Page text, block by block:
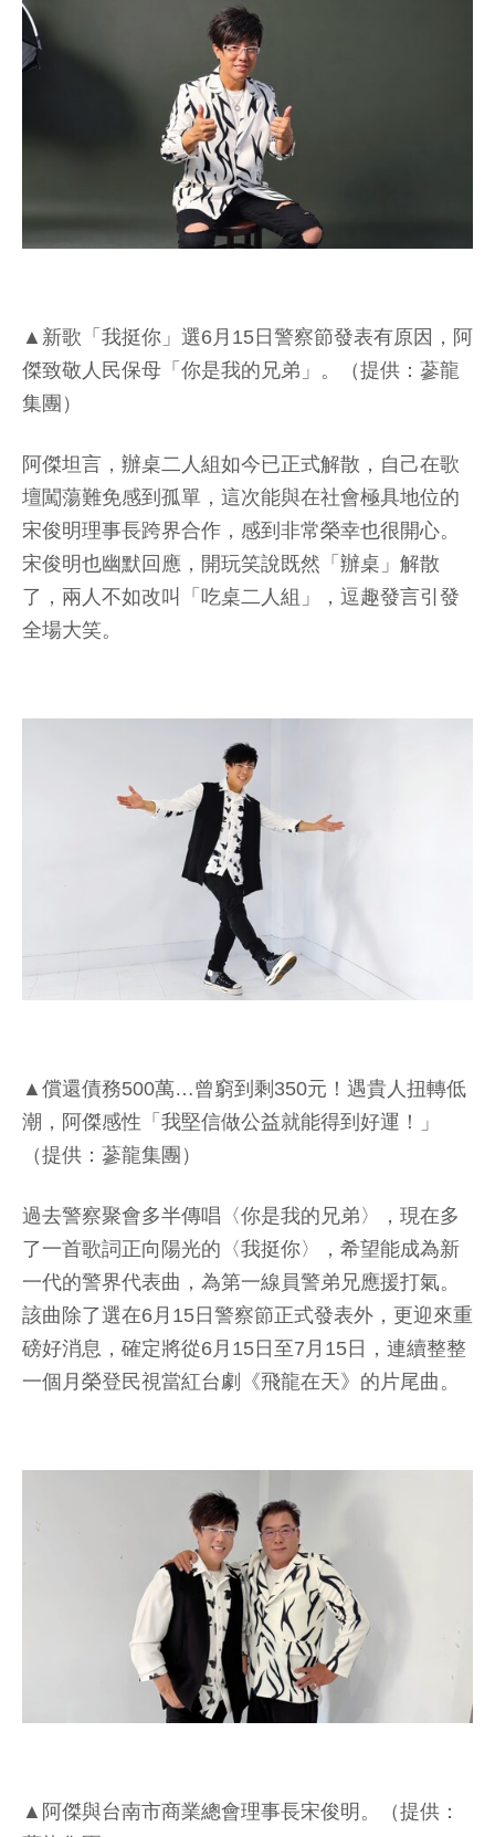
▲新歌「我挺你」選6月15日警察節發表有原因，阿
傑致敬人民保母「你是我的兄弟」。（提供：蔘龍
集團）
阿傑坦言，辦桌二人組如今已正式解散，自己在歌
壇闖蕩難免感到孤單，這次能與在社會極具地位的
宋俊明理事長跨界合作，感到非常榮幸也很開心。
宋俊明也幽默回應，開玩笑說既然「辦桌」解散
了，兩人不如改叫「吃桌二人組」，逗趣發言引發
全場大笑。
▲償還債務500萬…曾窮到剩350元！遇貴人扭轉低
潮，阿傑感性「我堅信做公益就能得到好運！」
（提供：蔘龍集團）
過去警察聚會多半傳唱〈你是我的兄弟〉，現在多
了一首歌詞正向陽光的〈我挺你〉，希望能成為新
一代的警界代表曲，為第一線員警弟兄應援打氣。
該曲除了選在6月15日警察節正式發表外，更迎來重
磅好消息，確定將從6月15日至7月15日，連續整整
一個月榮登民視當紅台劇《飛龍在天》的片尾曲。
▲阿傑與台南市商業總會理事長宋俊明。（提供：